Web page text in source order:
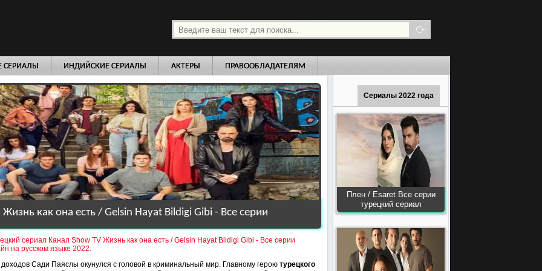
СЕРИАЛЫ ИНДИЙСКИЕ СЕРИАЛЫ АКТЕРЫ ПРАВООБЛАДАТЕЛЯМ
Сериалы 2022 года
Плен / Esaret Все серии
турецкий сериал
Жизнь как она есть / Gelsin Hayat Bildigi Gibi - Все серии
сериал Канал Show TV Жизнь как она есть / Gelsin Hayat Bildigi Gibi - Все серии
на русском языке 2022.
Сади Паяслы окунулся с головой в криминальный мир. Главному герою турецкого